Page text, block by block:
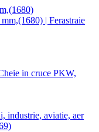
industrie, aviatie, aer